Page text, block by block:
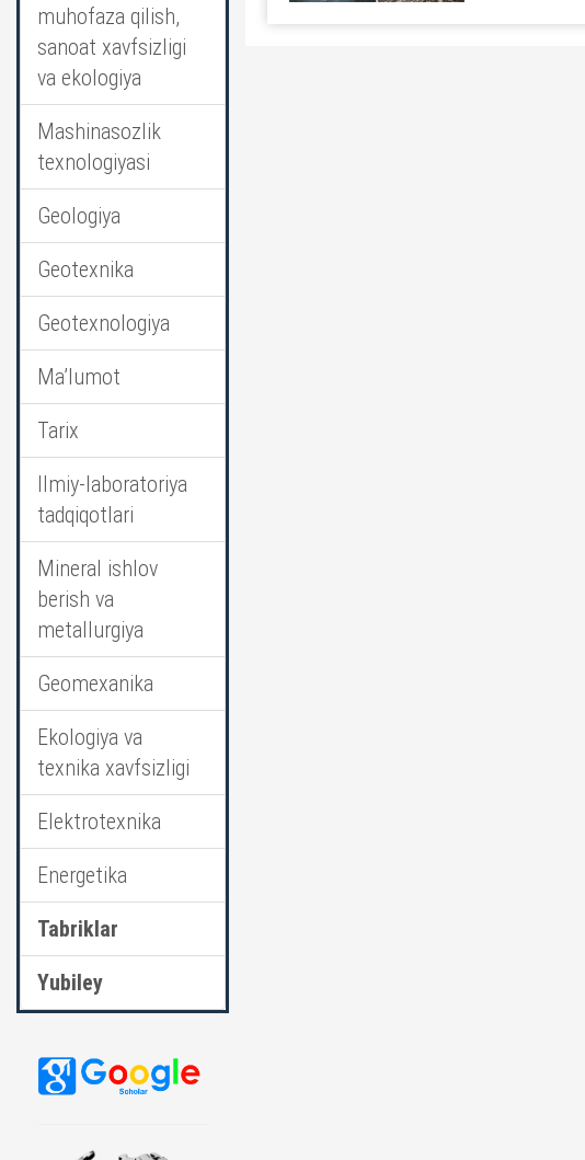
muhofaza qilish,
sanoat xavfsizligi
va ekologiya
Mashinasozlik
texnologiyasi
Geologiya
Geotexnika
Geotexnologiya
Ma’lumot
Tarix
Ilmiy-laboratoriya
tadqiqotlari
Mineral ishlov
berish va
metallurgiya
Geomexanika
Ekologiya va
texnika xavfsizligi
Elektrotexnika
Energetika
Tabriklar
Yubiley